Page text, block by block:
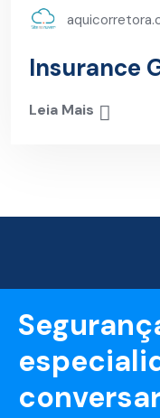
Insurance
Leia Mais